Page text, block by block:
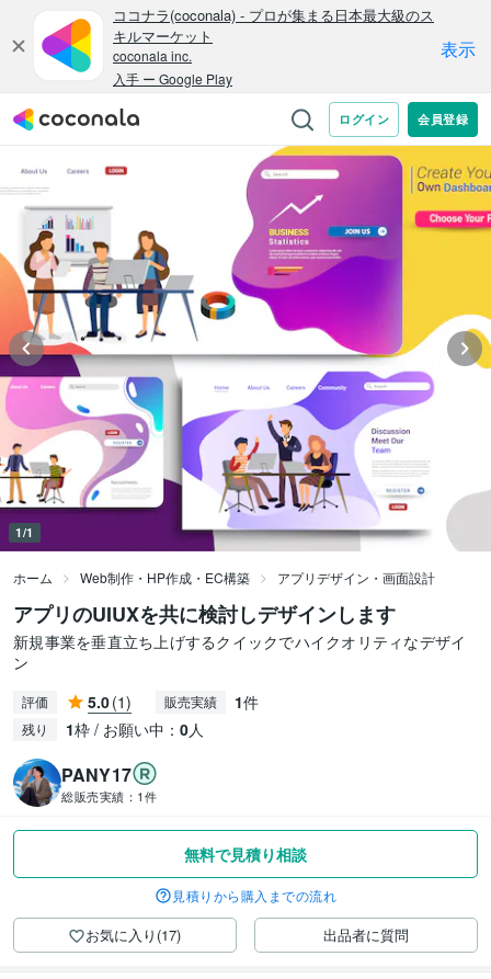
1/1
ホーム Web制作・HP作成・EC構築 アプリデザイン・画面設計
アプリのUIUXを共に検討しデザインします
新規事業を垂直立ち上げするクイックでハイクオリティなデザイ
ン
評価 5.0(1) 販売実績 1件
残り 1枠 / お願い中： 0人
PANY17
総販売実績： 1件
無料で見積り相談
見積りから購入までの流れ
お気に入り(17) 出品者に質問